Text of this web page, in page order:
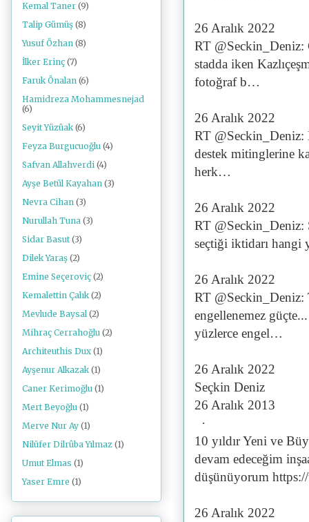
26 Aralık 2022
RT
stadda iken
fotoğraf b…
26 Aralık 2022
RT @Seckin_Deniz:
destek mitinglerine
herk…
26 Aralık 2022
RT @Seckin_Deniz:
seçtiği iktidarı hangi
26 Aralık 2022
RT @Seckin_Deniz:
engellenemez
yüzlerce engel…
26 Aralık 2022
Seçkin Deniz
26 Aralık 2013
·
10 yıldır Yeni ve
devam edeceğim
düşünüyorum
26 Aralık 2022
Kemal Taner (9)
Talip Gümüş (8)
Yusuf Özhan (8)
İlker Erinç (7)
Faruk Önalan (6)
Hamidreza Mohammesnejad
(6)
Seyit Yüzüak (6)
Feyza Burgucuoğlu (4)
Safvan Allahverdi (4)
Ayşe Betül Kayahan (3)
Nevra Cihan (3)
Nurullah Tuna (3)
Sidar Basut (3)
Dilek Yaraş (2)
Emine Seçeroviç (2)
Kemalettin Çalık (2)
Mevlude Baysal (2)
Mihraç Cerrahoğlu (2)
Architeuthis Dux (1)
Ayşenur Alkazak (1)
Caner Kerimoğlu (1)
Mert Beyoğlu (1)
Merve Nur Ay (1)
Nilüfer Dilrûba Yılmaz (1)
Umut Elmas (1)
Yaser Emre (1)